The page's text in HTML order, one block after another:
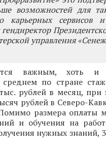
возможностей для
карьерных сервисов
управления
важным, хоть и
по стране
рублей в месяц,
рублей в Северо-
размера оплаты
и обучения на
нужных знаний,